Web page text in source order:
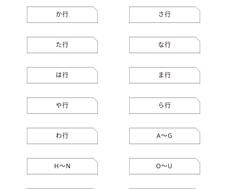
か行 さ行
た行 な行
は行 ま行
や行 ら行
わ行 A〜G
H〜N O〜U